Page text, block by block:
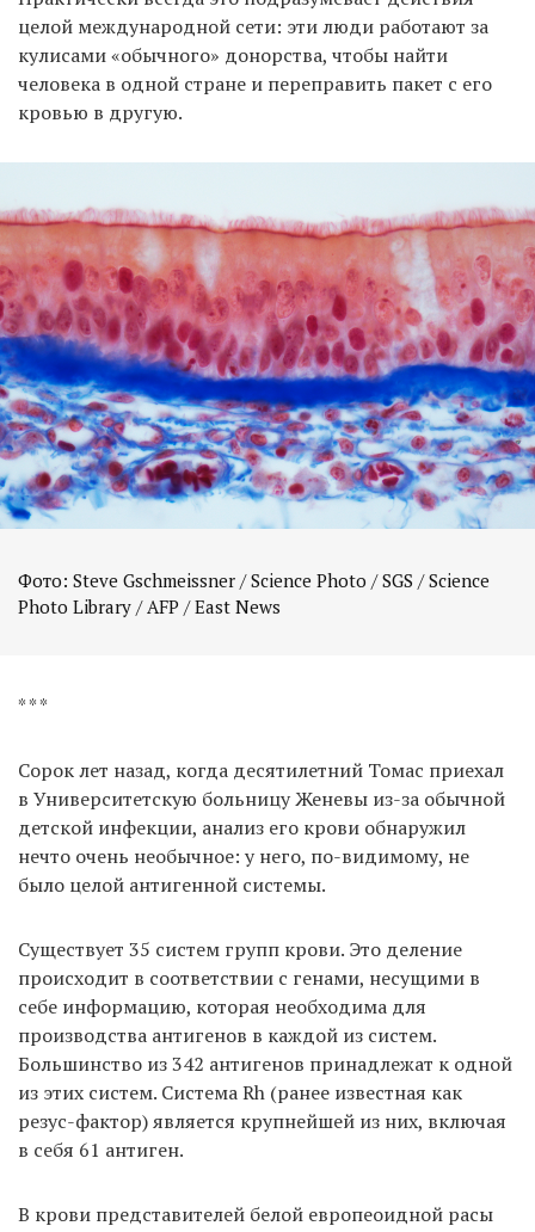
целой международной сети: эти люди работают за
кулисами «обычного» донорства, чтобы найти
человека в одной стране и переправить пакет с его
кровью в другую.
Фото: Steve Gschmeissner / Science Photo / SGS / Science
Photo Library / AFP / East News
* * *
Сорок лет назад, когда десятилетний Томас приехал
в Университетскую больницу Женевы из-за обычной
детской инфекции, анализ его крови обнаружил
нечто очень необычное: у него, по-видимому, не
было целой антигенной системы.
Существует 35 систем групп крови. Это деление
происходит в соответствии с генами, несущими в
себе информацию, которая необходима для
производства антигенов в каждой из систем.
Большинство из 342 антигенов принадлежат к одной
из этих систем. Система Rh (ранее известная как
резус-фактор) является крупнейшей из них, включая
в себя 61 антиген.
В крови представителей белой европеоидной расы